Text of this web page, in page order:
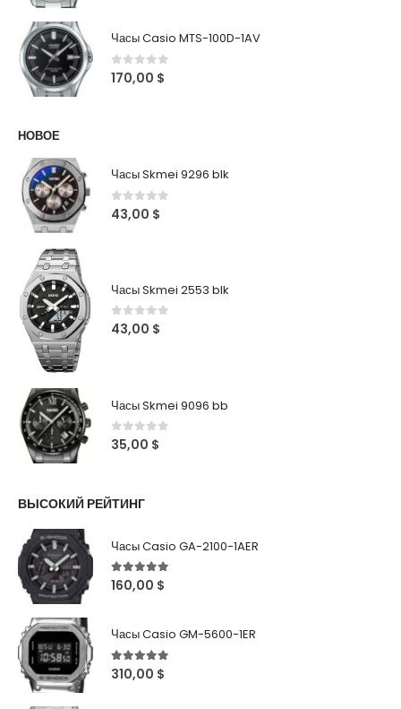
Часы Casio MTS-100D-1AV
0out of 5
170,00 $
НОВОЕ
Часы Skmei 9296 blk
0 out of 5
43,00 $
Часы Skmei 2553 blk
0 out of 5
43,00 $
Часы Skmei 9096 bb
0out of 5
35,00 $
ВЫСОКИЙ РЕЙТИНГ
Часы Casio GA-2100-1AER
5out of 5
160,00 $
Часы Casio GM-5600-1ER
5out of 5
310,00 $